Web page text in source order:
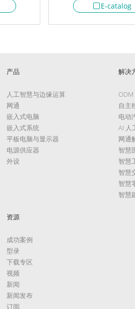
E-catalog
产品
人工智慧与边缘运算
网通
嵌入式电脑
嵌入式系统
平板电脑与显示器
电源供应器
外设
解决
ODM
自主
电动
AI 人
网通
智慧
智慧
智慧
智慧
智慧
资源
成功案例
型录
下载专区
视频
新闻
新闻发布
订阅